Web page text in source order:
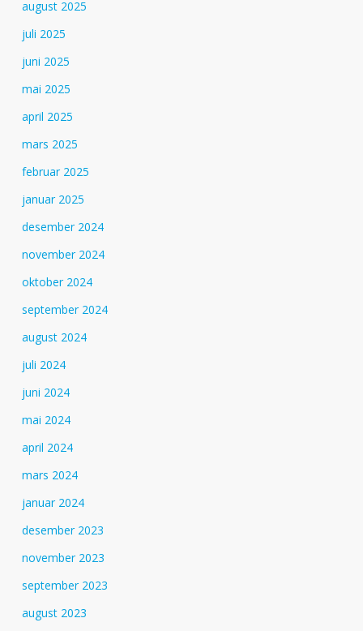
august 2025
juli 2025
juni 2025
mai 2025
april 2025
mars 2025
februar 2025
januar 2025
desember 2024
november 2024
oktober 2024
september 2024
august 2024
juli 2024
juni 2024
mai 2024
april 2024
mars 2024
januar 2024
desember 2023
november 2023
september 2023
august 2023